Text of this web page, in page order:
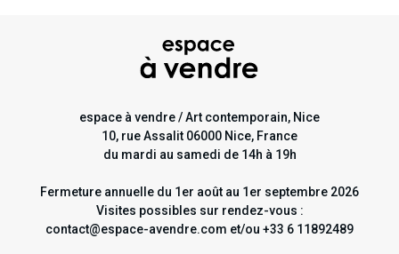
espace à vendre / Art contemporain, Nice
10, rue Assalit 06000 Nice, France
du mardi au samedi de 14h à 19h
Fermeture annuelle du 1er août au 1er septembre 2026
Visites possibles sur rendez-vous :
contact@espace-avendre.com et/ou +33 6 11892489